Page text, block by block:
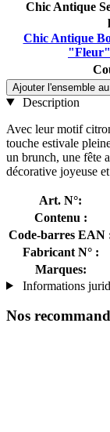
Chic Antique
Chic Antique
"Fleur"
Ajouter l'ensemble
Description
Avec leur motif
touche estivale
un brunch, une fête
décorative joyeuse
Art. N°:
Contenu :
Code-barres EAN
Fabricant N° :
Marques:
Informations
Nos